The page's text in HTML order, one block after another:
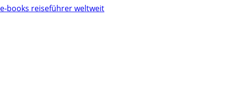
e-books reiseführer weltweit